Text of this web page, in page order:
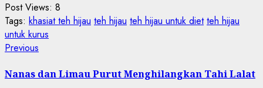
Post Views: 8
Tags: khasiat teh hijau teh hijau teh hijau untuk diet teh hijau
untuk kurus
Post
navigation
Previous
Nanas dan Limau Purut Menghilangkan Tahi Lalat